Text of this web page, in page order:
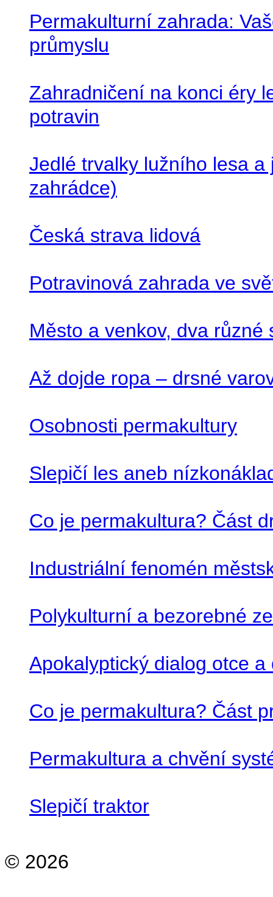
Permakulturní zahrada:
průmyslu
Zahradničení na konci éry
potravin
Jedlé trvalky lužního lesa
zahrádce)
Česká strava lidová
Potravinová zahrada ve
Město a venkov, dva různé
Až dojde ropa – drsné
Osobnosti permakultury
Slepičí les aneb
Co je permakultura? Část
Industriální fenomén
Polykulturní a bezorebné
Apokalyptický dialog otce a
Co je permakultura? Část
Permakultura a chvění
Slepičí traktor
© 2026